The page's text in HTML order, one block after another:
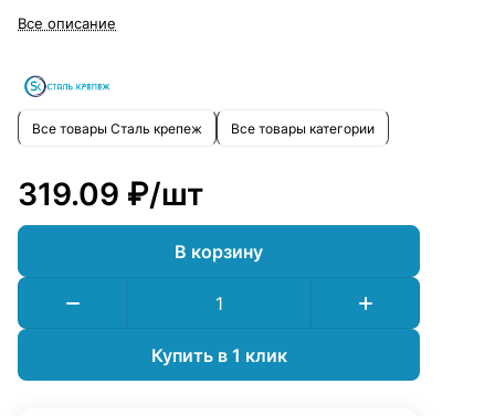
Все описание
Все товары Сталь крепеж Все товары категории
319.09 ₽/шт
В корзину
Купить в 1 клик